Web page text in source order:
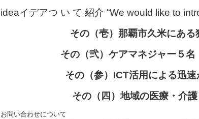
ideaイデアつ い て 紹介 “We would like to
その（壱）那覇市久米にあ
その（弐）ケアマネジャー５
その（参）ICT活用による迅
その（四）地域の医療・介
お問い合わせについて